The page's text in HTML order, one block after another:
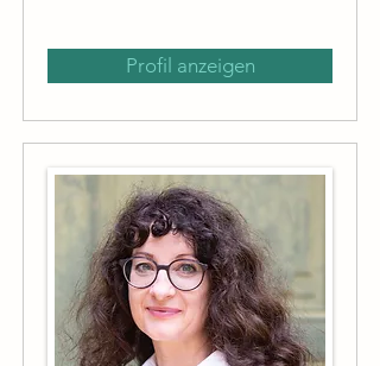
Profil anzeigen